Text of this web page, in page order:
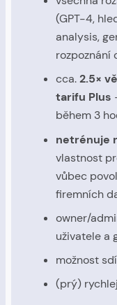
(GPT-4,
analysis,
rozpoznání
cca.2.5×
tarifu Plus
během 3
netrénuje
vlastnost
vůbec
firemních
owner/
uživatele a
možnost
(prý)